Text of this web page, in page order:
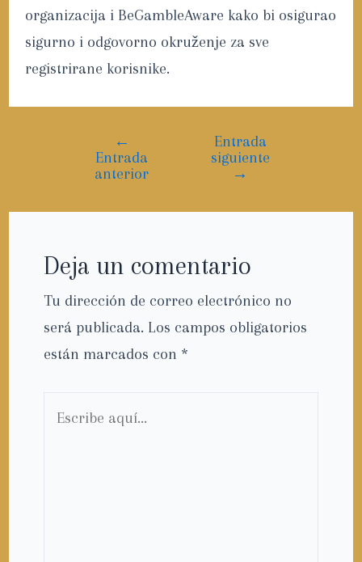
organizacija i BeGambleAware kako bi osigurao
sigurno i odgovorno okruženje za sve
registrirane korisnike.
←
Entrada
anterior
Entrada
siguiente
→
Deja un comentario
Tu dirección de correo electrónico no
será publicada. Los campos obligatorios
están marcados con *